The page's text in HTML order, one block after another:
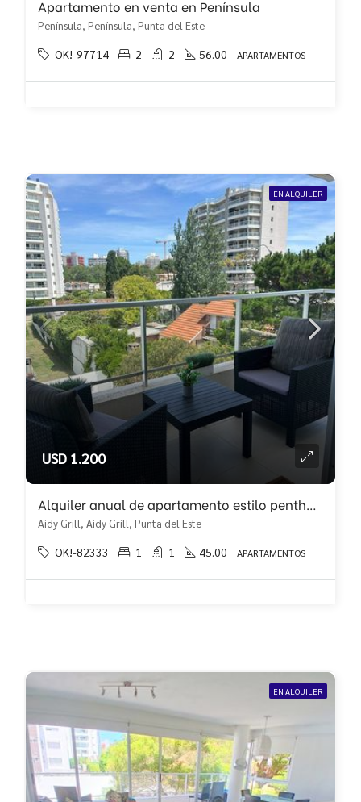
Apartamento en venta en Península
Península, Península, Punta del Este
OK!-97714 2 2 56.00 APARTAMENTOS
EN ALQUILER
USD 1.200
Alquiler anual de apartamento estilo penthouse con terraza!!
Aidy Grill, Aidy Grill, Punta del Este
OK!-82333 1 1 45.00 APARTAMENTOS
EN ALQUILER